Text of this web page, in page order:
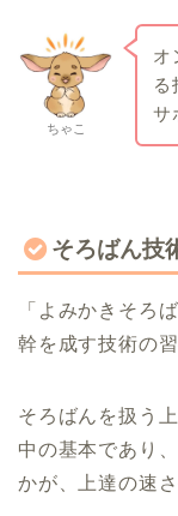
ちゃこ
オ
る
サ
そろばん技
「よみかきそろ
幹を成す技術の
そろばんを扱う
中の基本であり
かが、上達の速